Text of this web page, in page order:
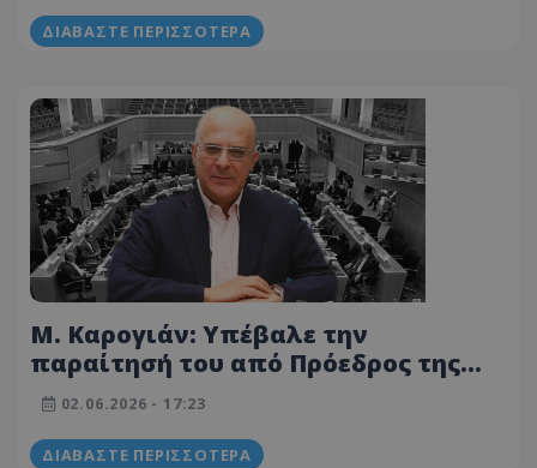
ΔΙΑΒΆΣΤΕ ΠΕΡΙΣΣΌΤΕΡΑ
Μ. Καρογιάν: Υπέβαλε την
παραίτησή του από Πρόεδρος της
ΔΗΠΑ, δεν έγινε αποδεκτή
02.06.2026 - 17:23
ΔΙΑΒΆΣΤΕ ΠΕΡΙΣΣΌΤΕΡΑ